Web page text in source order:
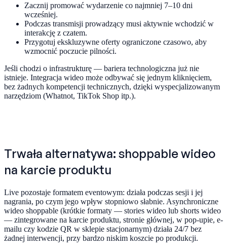
Zacznij promować wydarzenie co najmniej 7–10 dni
wcześniej.
Podczas transmisji prowadzący musi aktywnie wchodzić w
interakcję z czatem.
Przygotuj ekskluzywne oferty ograniczone czasowo, aby
wzmocnić poczucie pilności.
Jeśli chodzi o infrastrukturę — bariera technologiczna już nie
istnieje. Integracja wideo może odbywać się jednym kliknięciem,
bez żadnych kompetencji technicznych, dzięki wyspecjalizowanym
narzędziom (Whatnot, TikTok Shop itp.).
Trwała alternatywa: shoppable wideo
na karcie produktu
Live pozostaje formatem eventowym: działa podczas sesji i jej
nagrania, po czym jego wpływ stopniowo słabnie. Asynchroniczne
wideo shoppable (krótkie formaty — stories wideo lub shorts wideo
— zintegrowane na karcie produktu, stronie głównej, w pop-upie, e-
mailu czy kodzie QR w sklepie stacjonarnym) działa 24/7 bez
żadnej interwencji, przy bardzo niskim koszcie po produkcji.